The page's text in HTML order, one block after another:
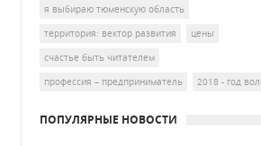
я выбираю тюменскую область
территория: вектор развития
цены
счастье быть читателем
профессия – предприниматель
2018 - год
ПОПУЛЯРНЫЕ НОВОСТИ